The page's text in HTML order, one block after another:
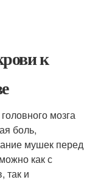
к
мозга
боль,
мушек перед
как с
так и